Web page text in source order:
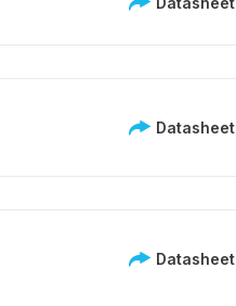
Datasheet
Datasheet